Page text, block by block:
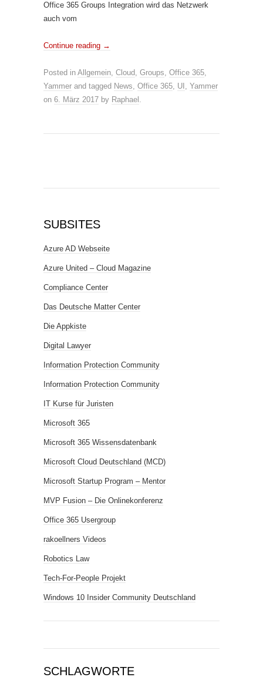
Office 365 Groups Integration wird das Netzwerk
auch vom
Continue reading →
Posted in Allgemein, Cloud, Groups, Office 365,
Yammer and tagged News, Office 365, UI , Yammer
on 6. März 2017 by Raphael .
SUBSITES
Azure AD Webseite
Azure United – Cloud Magazine
Compliance Center
Das Deutsche Matter Center
Die Appkiste
Digital Lawyer
Information Protection Community
Information Protection Community
IT Kurse für Juristen
Microsoft 365
Microsoft 365 Wissensdatenbank
Microsoft Cloud Deutschland (MCD)
Microsoft Startup Program – Mentor
MVP Fusion – Die Onlinekonferenz
Office 365 Usergroup
rakoellners Videos
Robotics Law
Tech-For-People Projekt
Windows 10 Insider Community Deutschland
SCHLAGWORTE